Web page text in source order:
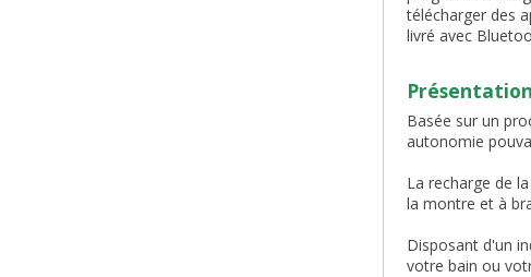
télécharger des
livré avec
Présentation
Basée sur un
autonomie
La recharge de
la montre et à
Disposant d'un
votre bain ou